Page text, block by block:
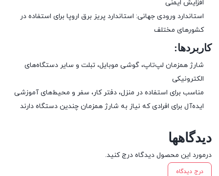
افزایش ایمنی
استاندارد ورودی جهانی: استاندارد پریز برق اروپا برای استفاده در
کشورهای مختلف
کاربردها:
شارژ همزمان لپ‌تاپ، گوشی موبایل، تبلت و سایر دستگاه‌های
الکترونیکی
مناسب برای استفاده در منزل، دفتر کار، سفر و محیط‌های آموزشی
ایده‌آل برای افرادی که نیاز به شارژ همزمان چندین دستگاه دارند
دیدگاهها
درمورد این محصول دیدگاه درج کنید.
درج دیدگاه